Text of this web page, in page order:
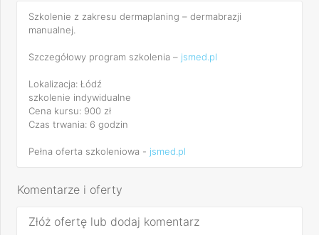
Szkolenie z zakresu dermaplaning – dermabrazji
manualnej.
Szczegółowy program szkolenia – jsmed.pl
Lokalizacja: Łódź
szkolenie indywidualne
Cena kursu: 900 zł
Czas trwania: 6 godzin
Pełna oferta szkoleniowa - jsmed.pl
Komentarze i oferty
Złóż ofertę lub dodaj komentarz